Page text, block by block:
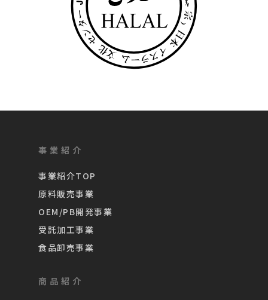
事業紹介
事業紹介TOP
原料販売事業
OEM/PB開発事業
受託加工事業
食品卸売事業
商品紹介